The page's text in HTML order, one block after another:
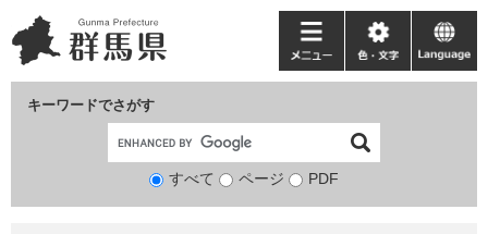
ー
ジ
ニ
ュ
て
キーワードでさがす
検
すべて ページ PDF
メ
ニ
ー
色・
文
language